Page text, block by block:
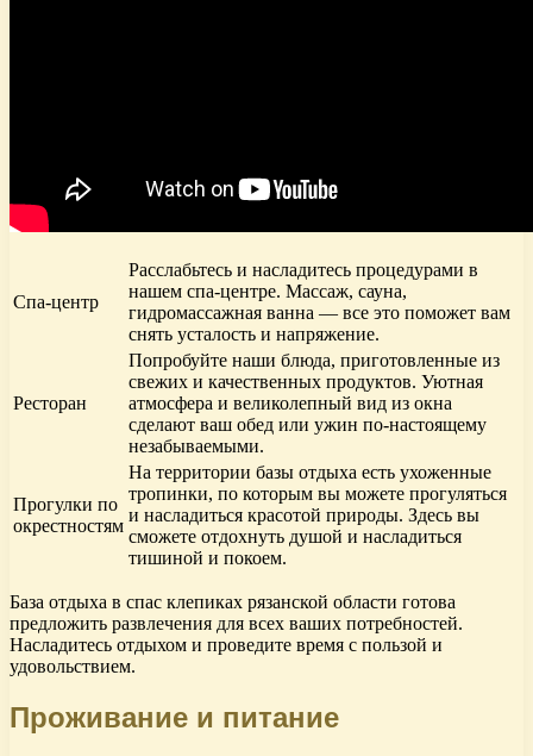
Спа-центр
Расслабьтесь и насладитесь процедурами в
нашем спа-центре. Массаж, сауна,
гидромассажная ванна — все это поможет вам
снять усталость и напряжение.
Ресторан
Попробуйте наши блюда, приготовленные из
свежих и качественных продуктов. Уютная
атмосфера и великолепный вид из окна
сделают ваш обед или ужин по-настоящему
незабываемыми.
Прогулки по
окрестностям
На территории базы отдыха есть ухоженные
тропинки, по которым вы можете прогуляться
и насладиться красотой природы. Здесь вы
сможете отдохнуть душой и насладиться
тишиной и покоем.
База отдыха в спас клепиках рязанской области готова
предложить развлечения для всех ваших потребностей.
Насладитесь отдыхом и проведите время с пользой и
удовольствием.
Проживание и питание